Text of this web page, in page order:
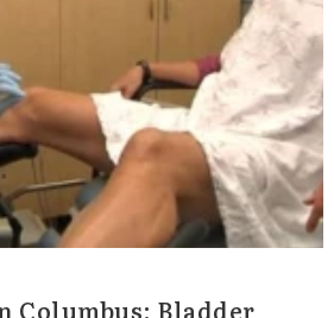
Columbus: Bladder